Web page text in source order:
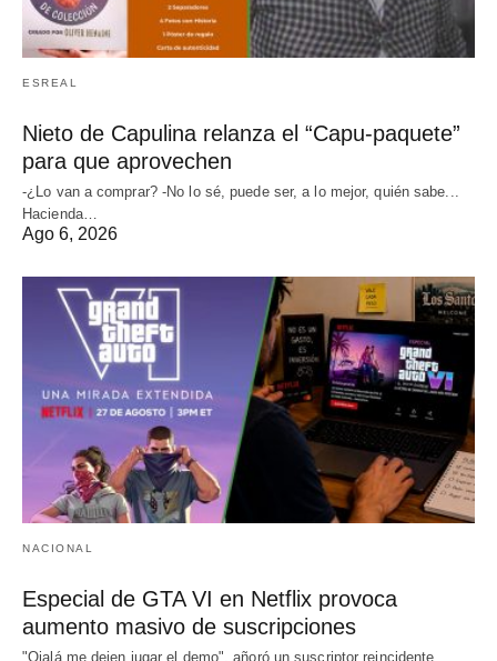
ESREAL
Nieto de Capulina relanza el “Capu-paquete”
para que aprovechen
-¿Lo van a comprar? -No lo sé, puede ser, a lo mejor, quién sabe...
Hacienda…
Ago 6, 2026
NACIONAL
Especial de GTA VI en Netflix provoca
aumento masivo de suscripciones
"Ojalá me dejen jugar el demo", añoró un suscriptor reincidente